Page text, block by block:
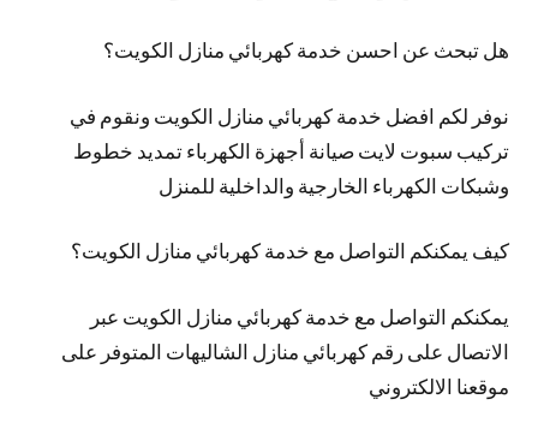
هل تبحث عن احسن خدمة كهربائي منازل الكويت؟
نوفر لكم افضل خدمة كهربائي منازل الكويت ونقوم في
تركيب سبوت لايت صيانة أجهزة الكهرباء تمديد خطوط
وشبكات الكهرباء الخارجية والداخلية للمنزل
كيف يمكنكم التواصل مع خدمة كهربائي منازل الكويت؟
يمكنكم التواصل مع خدمة كهربائي منازل الكويت عبر
الاتصال على رقم كهربائي منازل الشاليهات المتوفر على
موقعنا الالكتروني